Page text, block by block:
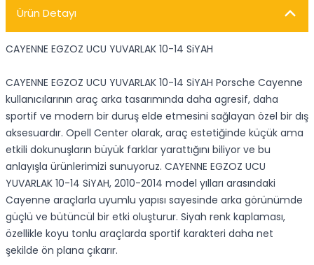
Ürün Detayı
CAYENNE EGZOZ UCU YUVARLAK 10-14 SiYAH
CAYENNE EGZOZ UCU YUVARLAK 10-14 SiYAH Porsche Cayenne
kullanıcılarının araç arka tasarımında daha agresif, daha
sportif ve modern bir duruş elde etmesini sağlayan özel bir dış
aksesuardır. Opell Center olarak, araç estetiğinde küçük ama
etkili dokunuşların büyük farklar yarattığını biliyor ve bu
anlayışla ürünlerimizi sunuyoruz. CAYENNE EGZOZ UCU
YUVARLAK 10-14 SiYAH, 2010-2014 model yılları arasındaki
Cayenne araçlarla uyumlu yapısı sayesinde arka görünümde
güçlü ve bütüncül bir etki oluşturur. Siyah renk kaplaması,
özellikle koyu tonlu araçlarda sportif karakteri daha net
şekilde ön plana çıkarır.